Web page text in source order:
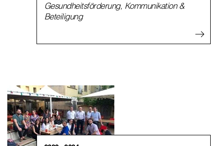
Gesundheitsförderung, Kommunikation &
Beteiligung